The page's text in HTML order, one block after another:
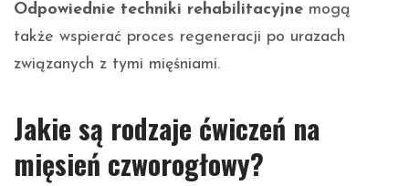
Odpowiednie techniki rehabilitacyjne mogą
także wspierać proces regeneracji po urazach
związanych z tymi mięśniami.
Jakie są rodzaje ćwiczeń na
mięsień czworogłowy?